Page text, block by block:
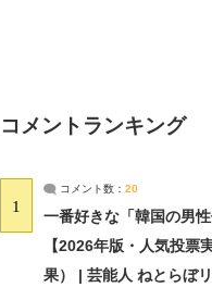
コメントランキング
1
コメント数： 20
一番好きな「韓国の男
【2026年版・人気投票
果） | 芸能人 ねとらぼ